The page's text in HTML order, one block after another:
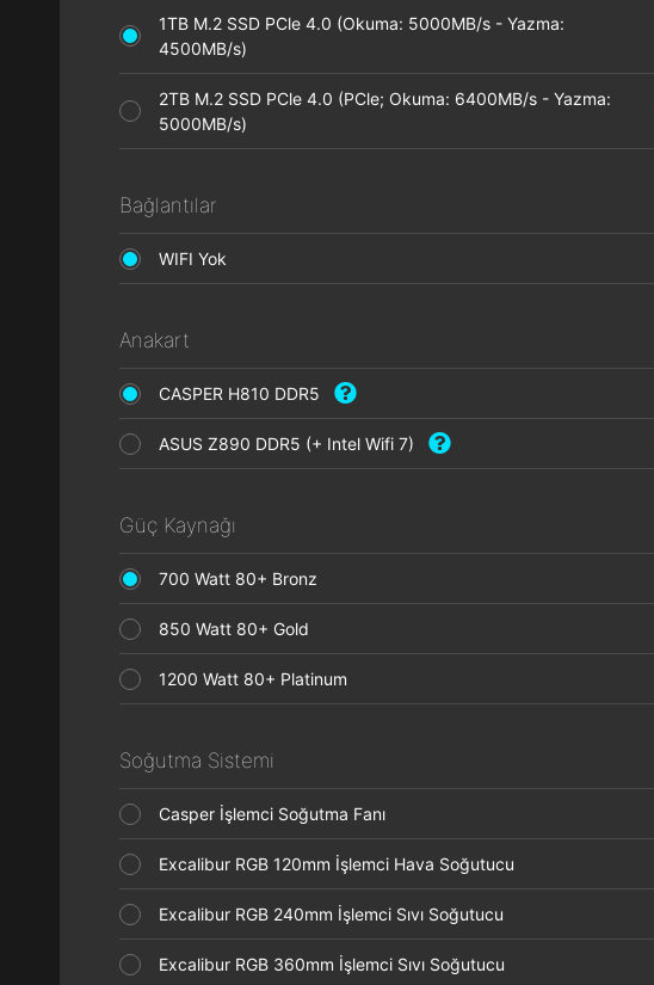
1TB M.2 SSD PCle 4.0 (Okuma: 5000MB/s - Yazma:
4500MB/s)
2TB M.2 SSD PCle 4.0 (PCle; Okuma: 6400MB/s - Yazma:
5000MB/s)
Bağlantılar
WIFI Yok
Anakart
CASPER H810 DDR5
ASUS Z890 DDR5 (+ Intel Wifi 7)
Güç Kaynağı
700 Watt 80+ Bronz
850 Watt 80+ Gold
1200 Watt 80+ Platinum
Soğutma Sistemi
Casper İşlemci Soğutma Fanı
Excalibur RGB 120mm İşlemci Hava Soğutucu
Excalibur RGB 240mm İşlemci Sıvı Soğutucu
Excalibur RGB 360mm İşlemci Sıvı Soğutucu